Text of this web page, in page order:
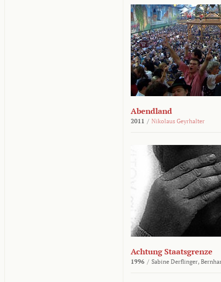
Abendland
2011 / Nikolaus Geyrhalter
Achtung Staatsgrenze
1996 / Sabine Derflinger,